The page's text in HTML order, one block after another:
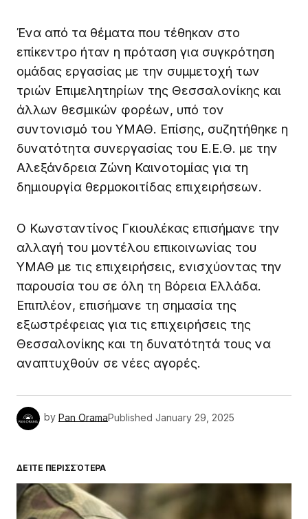
Ένα από τα θέματα που τέθηκαν στο
επίκεντρο ήταν η πρόταση για συγκρότηση
ομάδας εργασίας με την συμμετοχή των
τριών Επιμελητηρίων της Θεσσαλονίκης και
άλλων θεσμικών φορέων, υπό τον
συντονισμό του ΥΜΑΘ. Επίσης, συζητήθηκε η
δυνατότητα συνεργασίας του Ε.Ε.Θ. με την
Αλεξάνδρεια Ζώνη Καινοτομίας για τη
δημιουργία θερμοκοιτίδας επιχειρήσεων.
Ο Κωνσταντίνος Γκιουλέκας επισήμανε την
αλλαγή του μοντέλου επικοινωνίας του
ΥΜΑΘ με τις επιχειρήσεις, ενισχύοντας την
παρουσία του σε όλη τη Βόρεια Ελλάδα.
Επιπλέον, επισήμανε τη σημασία της
εξωστρέφειας για τις επιχειρήσεις της
Θεσσαλονίκης και τη δυνατότητά τους να
αναπτυχθούν σε νέες αγορές.
by Pan OramaPublished January 29, 2025
ΔΕΊΤΕ ΠΕΡΙΣΣΌΤΕΡΑ